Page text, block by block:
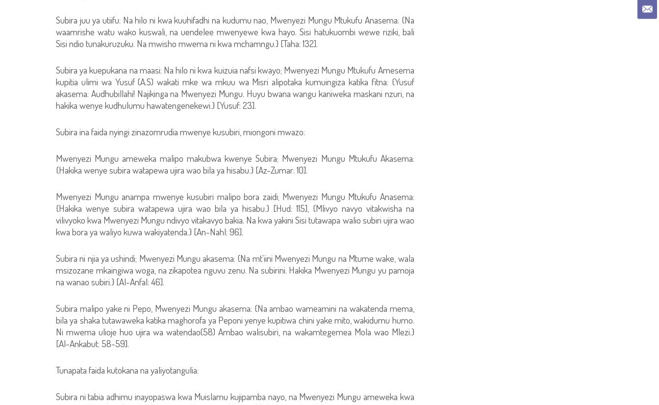
Subira juu ya utiifu: Na hilo ni kwa kuuhifadhi na kudumu nao, Mwenyezi Mungu Mtukufu Anasema: {Na
waamrishe watu wako kuswali, na uendelee mwenyewe kwa hayo. Sisi hatukuombi wewe riziki, bali
Sisi ndio tunakuruzuku. Na mwisho mwema ni kwa mchamngu.} [Taha: 132].
Subira ya kuepukana na maasi: Na hilo ni kwa kuizuia nafsi kwayo; Mwenyezi Mungu Mtukufu Amesema
kupitia ulimi wa Yusuf (A.S) wakati mke wa mkuu wa Misri alipotaka kumuingiza katika fitna: {Yusuf
akasema: Audhubillahi! Najikinga na Mwenyezi Mungu. Huyu bwana wangu kaniweka maskani nzuri, na
hakika wenye kudhulumu hawatengenekewi.} [Yusuf: 23].
Subira ina faida nyingi zinazomrudia mwenye kusubiri, miongoni mwazo:
Mwenyezi Mungu ameweka malipo makubwa kwenye Subira; Mwenyezi Mungu Mtukufu Akasema:
{Hakika wenye subira watapewa ujira wao bila ya hisabu.} [Az-Zumar: 10].
Mwenyezi Mungu anampa mwenye kusubiri malipo bora zaidi; Mwenyezi Mungu Mtukufu Anasema:
{Hakika wenye subira watapewa ujira wao bila ya hisabu.} [Hud: 115], {Mlivyo navyo vitakwisha na
vilivyoko kwa Mwenyezi Mungu ndivyo vitakavyo bakia. Na kwa yakini Sisi tutawapa walio subiri ujira wao
kwa bora ya waliyo kuwa wakiyatenda.} [An-Nahl: 96].
Subira ni njia ya ushindi; Mwenyezi Mungu akasema: {Na mt'iini Mwenyezi Mungu na Mtume wake, wala
msizozane mkaingiwa woga, na zikapotea nguvu zenu. Na subirini. Hakika Mwenyezi Mungu yu pamoja
na wanao subiri.} [Al-Anfal: 46].
Subira malipo yake ni Pepo, Mwenyezi Mungu akasema: {Na ambao wameamini na wakatenda mema,
bila ya shaka tutawaweka katika maghorofa ya Peponi yenye kupitiwa chini yake mito, wakidumu humo.
Ni mwema ulioje huo ujira wa watendao(58) Ambao walisubiri, na wakamtegemea Mola wao Mlezi.}
[Al-Ankabut: 58-59].
Tunapata faida kutokana na yaliyotangulia:
Subira ni tabia adhimu inayopaswa kwa Muislamu kujipamba nayo, na Mwenyezi Mungu ameweka kwa